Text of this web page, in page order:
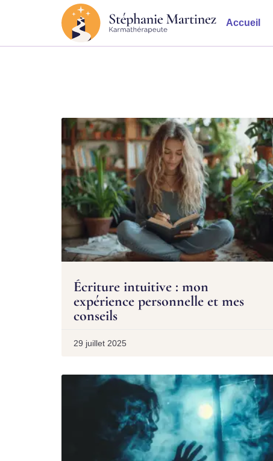
Accueil
Écriture intuitive : mon
expérience personnelle et mes
conseils
29 juillet 2025